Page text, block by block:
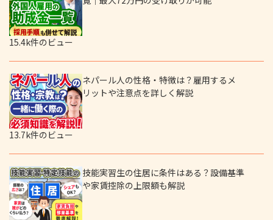
15.4k件のビュー
ネパール人の性格・特徴は？雇用するメ
リットや注意点を詳しく解説
13.7k件のビュー
技能実習生の住居に条件はある？設備基準
や家賃控除の上限額も解説